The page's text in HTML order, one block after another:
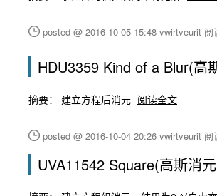
posted @ 2016-10-05 15:48 vwirtveurit 阅
HDU3359 Kind of a Blur(高
摘要： 建立方程后消元 阅读全文
posted @ 2016-10-04 20:26 vwirtveurit 阅
UVA11542 Square(高斯消